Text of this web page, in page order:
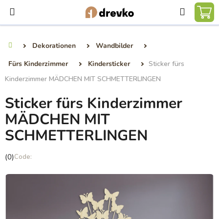
Inhalt
springen
Suchen
Dekorationen
Wandbilder
Fürs Kinderzimmer
Kindersticker
Sticker fürs
Kinderzimmer MÄDCHEN MIT SCHMETTERLINGEN
Sticker fürs Kinderzimmer
MÄDCHEN MIT
SCHMETTERLINGEN
Die
Produktbewertung
(0)